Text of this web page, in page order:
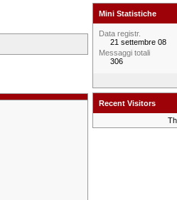
Mini Statistiche
Data registr.
21 settembre 08
Messaggi totali
306
Recent Visitors